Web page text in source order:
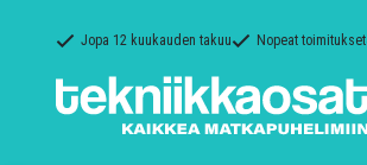
Jopa 12 kuukauden takuu Nopeat toimitukset